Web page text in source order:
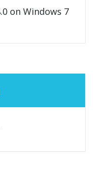
on Windows 7